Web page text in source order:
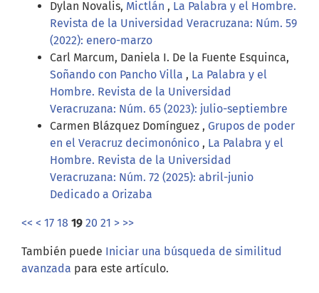
Dylan Novalis, Mictlán , La Palabra y el Hombre.
Revista de la Universidad Veracruzana: Núm. 59
(2022): enero-marzo
Carl Marcum, Daniela I. De la Fuente Esquinca,
Soñando con Pancho Villa , La Palabra y el
Hombre. Revista de la Universidad
Veracruzana: Núm. 65 (2023): julio-septiembre
Carmen Blázquez Domínguez , Grupos de poder
en el Veracruz decimonónico , La Palabra y el
Hombre. Revista de la Universidad
Veracruzana: Núm. 72 (2025): abril-junio
Dedicado a Orizaba
<< < 17 18 19 20 21 > >>
También puede Iniciar una búsqueda de similitud
avanzada para este artículo.